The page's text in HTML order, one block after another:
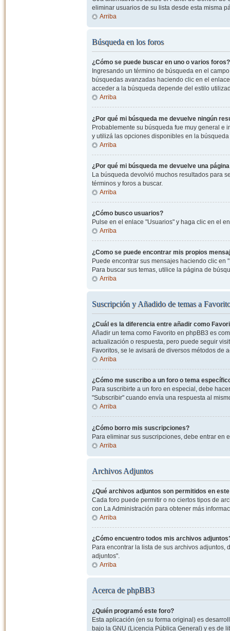
eliminar usuarios de su lista desde esta misma
Arriba
Búsqueda en los foros
¿Cómo se puede buscar en uno o varios foros?
Ingresando un término de búsqueda en el
búsquedas avanzadas haciendo clic en el
acceder a la búsqueda depende del estilo
Arriba
¿Por qué mi búsqueda me devuelve ningún
Probablemente su búsqueda fue muy general e
y utilizá las opciones disponibles en la
Arriba
¿Por qué mi búsqueda me devuelve una
La búsqueda devolvió muchos resultados para
términos y foros a buscar.
Arriba
¿Cómo busco usuarios?
Pulse en el enlace "Usuarios" y haga clic en el
Arriba
¿Como se puede encontrar mis propios
Puede encontrar sus mensajes haciendo clic en
Para buscar sus temas, utilice la página de
Arriba
Suscripción y Añadido de temas a
¿Cuál es la diferencia entre añadir como
Añadir un tema como Favorito en phpBB3 es
actualización o respuesta, pero puede seguir
Favoritos, se le avisará de diversos métodos de
Arriba
¿Cómo me suscribo a un foro o tema
Para suscribirte a un foro en especial, debe
"Subscribir" cuando envía una respuesta al
Arriba
¿Cómo borro mis suscripciones?
Para eliminar sus suscripciones, debe entrar en
Arriba
Archivos Adjuntos
¿Qué archivos adjuntos son permitidos en
Cada foro puede permitir o no ciertos tipos de
con La Administración para obtener más
Arriba
¿Cómo encuentro todos mis archivos
Para encontrar la lista de sus archivos
adjuntos".
Arriba
Acerca de phpBB3
¿Quién programó este foro?
Esta aplicación (en su forma original) es
bajo la GNU (Licencia Pública General) y es de